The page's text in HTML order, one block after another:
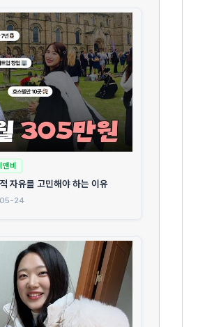
앤비
자유를 고민해야 하는 이유
24